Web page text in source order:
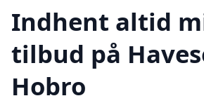
Indhent altid
tilbud på
Hobro